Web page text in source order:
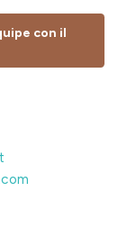
con il